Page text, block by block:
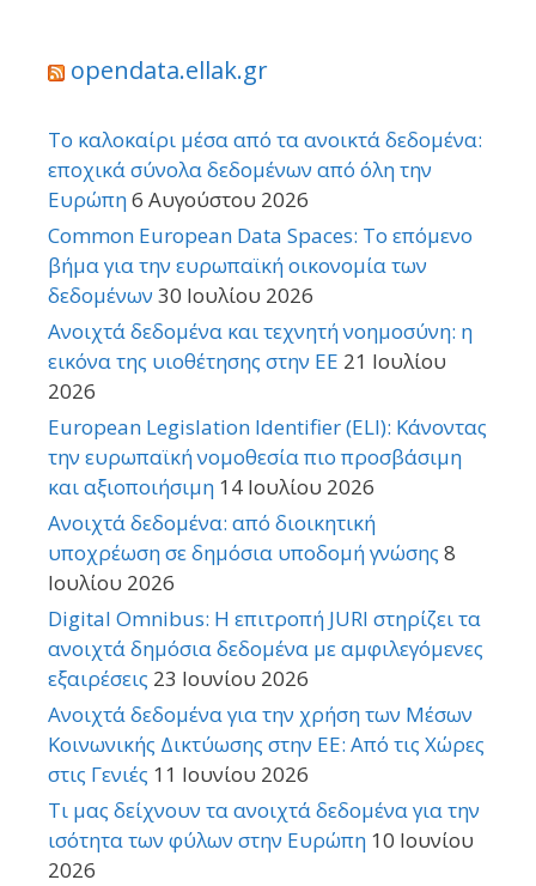
opendata.ellak.gr
Το καλοκαίρι μέσα από τα ανοικτά δεδομένα:
εποχικά σύνολα δεδομένων από όλη την
Ευρώπη6 Αυγούστου 2026
Common European Data Spaces: Το επόμενο
βήμα για την ευρωπαϊκή οικονομία των
δεδομένων 30 Ιουλίου 2026
Ανοιχτά δεδομένα και τεχνητή νοημοσύνη: η
εικόνα της υιοθέτησης στην ΕΕ 21 Ιουλίου
2026
European Legislation Identifier (ELI): Κάνοντας
την ευρωπαϊκή νομοθεσία πιο προσβάσιμη
και αξιοποιήσιμη 14 Ιουλίου 2026
Ανοιχτά δεδομένα: από διοικητική
υποχρέωση σε δημόσια υποδομή γνώσης 8
Ιουλίου 2026
Digital Omnibus: Η επιτροπή JURI στηρίζει τα
ανοιχτά δημόσια δεδομένα με αμφιλεγόμενες
εξαιρέσεις 23 Ιουνίου 2026
Ανοιχτά δεδομένα για την χρήση των Μέσων
Κοινωνικής Δικτύωσης στην ΕΕ: Από τις Χώρες
στις Γενιές 11 Ιουνίου 2026
Τι μας δείχνουν τα ανοιχτά δεδομένα για την
ισότητα των φύλων στην Ευρώπη 10 Ιουνίου
2026